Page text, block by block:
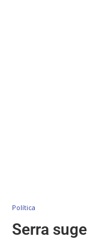
Política
Serra